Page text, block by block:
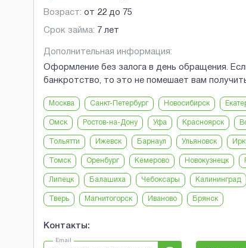
Возраст: от 22 до 75
Срок займа: 7 лет
Дополнительная информация:
Оформление без залога в день обращения.
банкротство, то это не помешает вам
Москва Санкт-Петербург Новосибирск
Омск Ростов-на-Дону Уфа Красноярск
Тольятти Ижевск Барнаул Ульяновск
Томск Оренбург Кемерово Новокузнецк
Липецк Балашиха Чебоксары Калининград
Тверь Магнитогорск Иваново Брянск
Контакты:
Email